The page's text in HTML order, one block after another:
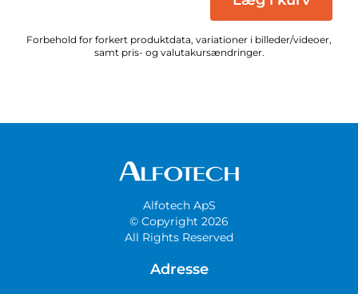
Forbehold for forkert produktdata, variationer i billeder/videoer,
samt pris- og valutakursændringer.
Alfotech ApS
© Copyright 2026
All Rights Reserved
Adresse